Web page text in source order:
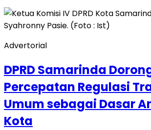
Advertorial
DPRD Samarinda
Percepatan Regulasi
Umum sebagai Dasar
Kota